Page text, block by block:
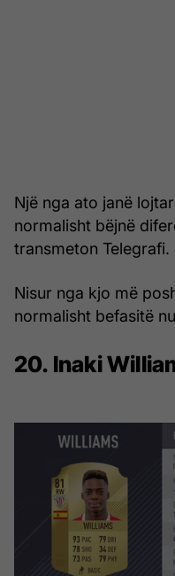
Një nga ato janë
normalisht bëjnë
transmeton Telegrafi.
Nisur nga kjo më
normalisht befasitë
20. Inaki